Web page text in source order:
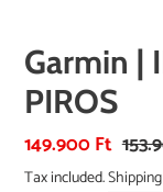
Garmin |
PIROS
Sale
price
149.900 Ft
price
Tax included.Shipping